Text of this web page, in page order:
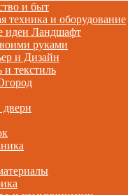
и быт
техника и оборудование
идеи Ландшафт
руками
и Дизайн
и текстиль